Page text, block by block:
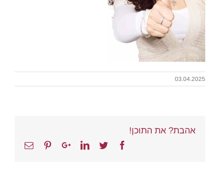
03.04.2025
אהבת? את התוכן!
Facebook
Twitter
Linkedin
Google+
Pinterest
Email